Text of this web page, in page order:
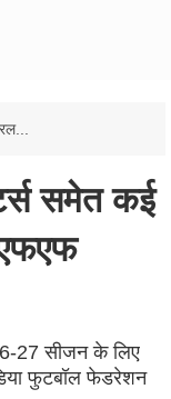
समेत कई
27 सीजन के लिए
फुटबॉल फेडरेशन